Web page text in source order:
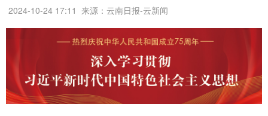
2024-10-24 17:11 来源：云南日报-云新闻